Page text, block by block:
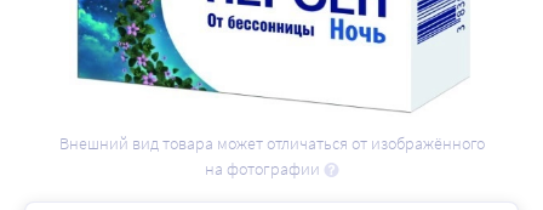
Внешний вид товара может отличаться от изображённого
на фотографии